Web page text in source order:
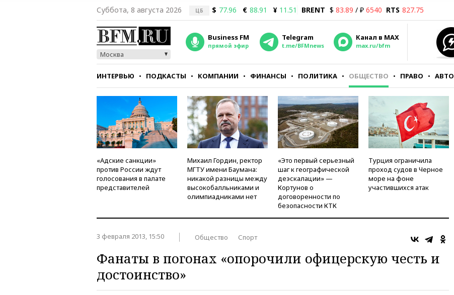
Суббота, 8 августа 2026 ЦБ $ 77.96 € 88.91 ¥ 11.51 BRENT $ 83.89 / ₽ 6540 RTS 827.75
Москва
Business FM
прямой эфир
Telegram
t.me/BFMnews
Канал в MAX
max.ru/bfm
ИНТЕРВЬЮ ПОДКАСТЫ КОМПАНИИ ФИНАНСЫ ПОЛИТИКА ОБЩЕСТВО ПРАВО АВТО
СТИЛЬ ТЕСТЫ
«Адские санкции»
против России ждут
голосования в палате
представителей
Михаил Гордин, ректор
МГТУ имени Баумана:
никакой разницы между
высокобалльниками и
олимпиадниками нет
«Это первый серьезный
шаг к географической
деэскалации» —
Кортунов о
договоренности по
безопасности КТК
Турция ограничила
проход судов в Черное
море на фоне
участившихся атак
3 февраля 2013, 15:50 Общество Спорт
Фанаты в погонах «опорочили офицерскую честь и
достоинство»